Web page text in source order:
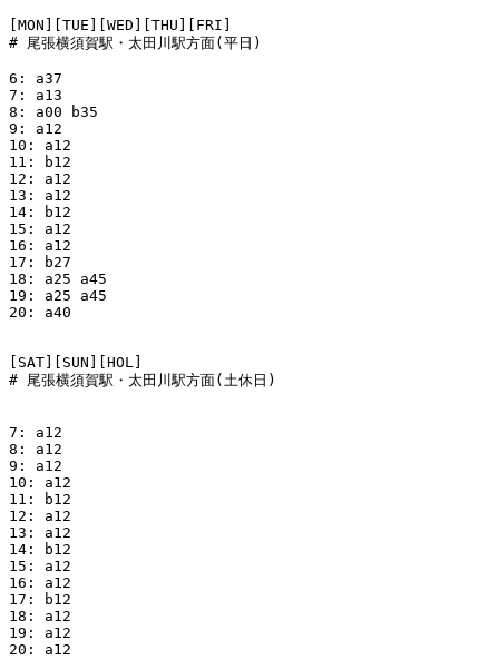
[MON][TUE][WED][THU][FRI]
# 尾張横須賀駅・太田川駅方面(平日)
6: a37
7: a13
8: a00 b35
9: a12
10: a12
11: b12
12: a12
13: a12
14: b12
15: a12
16: a12
17: b27
18: a25 a45
19: a25 a45
20: a40
[SAT][SUN][HOL]
# 尾張横須賀駅・太田川駅方面(土休日)
7: a12
8: a12
9: a12
10: a12
11: b12
12: a12
13: a12
14: b12
15: a12
16: a12
17: b12
18: a12
19: a12
20: a12